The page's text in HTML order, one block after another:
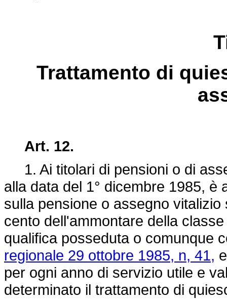
Trattamento di
Art. 12.
1. Ai titolari di pensioni o di
alla data del 1° dicembre 1985,
sulla pensione o assegno
cento dell'ammontare della
qualifica posseduta o comunque
regionale 29 ottobre 1985, n, 41,
per ogni anno di servizio utile e
determinato il trattamento di